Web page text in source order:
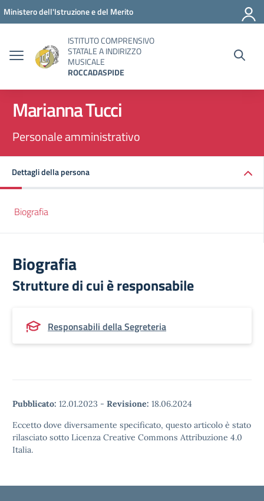
Vai ai contenuti
Vai al menu di navigazione
Vai al footer
Ministero dell'Istruzione e del Merito
ISTITUTO COMPRENSIVO
STATALE A INDIRIZZO
MUSICALE
ROCCADASPIDE
Marianna Tucci
Personale amministrativo
Dettagli della persona
Biografia
Biografia
Strutture di cui è responsabile
Responsabili della Segreteria
Pubblicato: 12.01.2023 - Revisione: 18.06.2024
Eccetto dove diversamente specificato, questo articolo è stato
rilasciato sotto Licenza Creative Commons Attribuzione 4.0
Italia.